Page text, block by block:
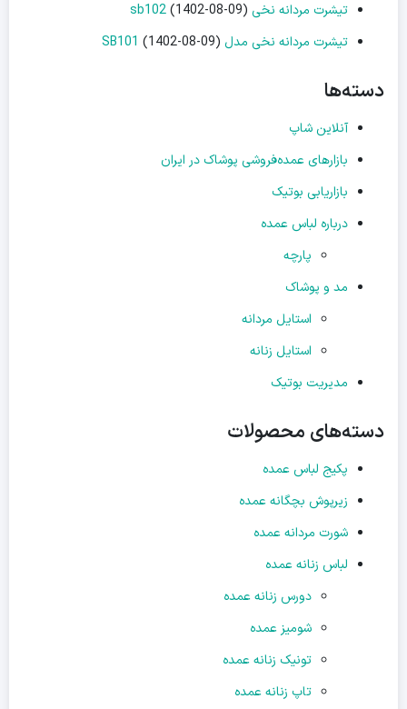
تیشرت مردانه نخی sb102 (1402-08-09)
تیشرت مردانه نخی مدل SB101 (1402-08-09)
دسته‌ها
آنلاین شاپ
بازارهای عمده‌فروشی پوشاک در ایران
بازاریابی بوتیک
درباره لباس عمده
پارچه
مد و پوشاک
استایل مردانه
استایل زنانه
مدیریت بوتیک
دسته‌های محصولات
پکیج لباس عمده
زیرپوش بچگانه عمده
شورت مردانه عمده
لباس زنانه عمده
دورس زنانه عمده
شومیز عمده
تونیک زنانه عمده
تاپ زنانه عمده